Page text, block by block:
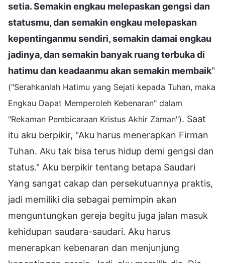
setia. Semakin engkau melepaskan gengsi dan
statusmu, dan semakin engkau melepaskan
kepentinganmu sendiri, semakin damai engkau
jadinya, dan semakin banyak ruang terbuka di
hatimu dan keadaanmu akan semakin membaik"
("Serahkanlah Hatimu yang Sejati kepada Tuhan, maka
Engkau Dapat Memperoleh Kebenaran" dalam
"Rekaman Pembicaraan Kristus Akhir Zaman"). Saat
itu aku berpikir, "Aku harus menerapkan Firman
Tuhan. Aku tak bisa terus hidup demi gengsi dan
status." Aku berpikir tentang betapa Saudari
Yang sangat cakap dan persekutuannya praktis,
jadi memiliki dia sebagai pemimpin akan
menguntungkan gereja begitu juga jalan masuk
kehidupan saudara-saudari. Aku harus
menerapkan kebenaran dan menjunjung